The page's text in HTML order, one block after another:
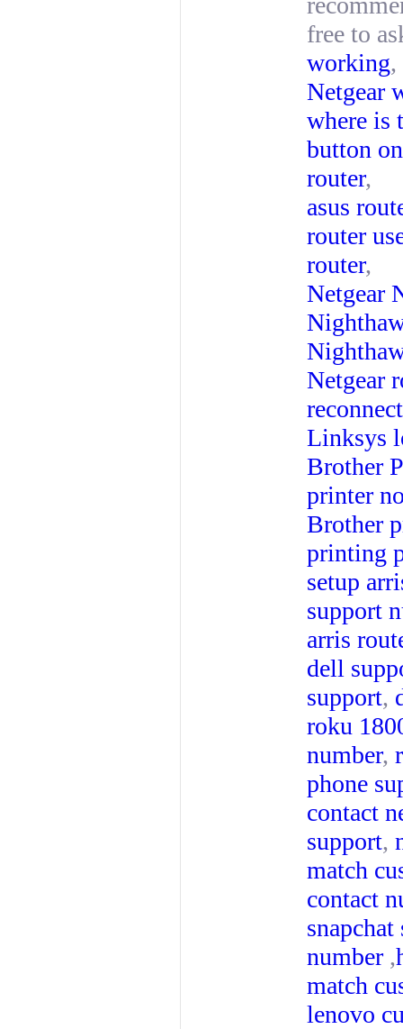
free to
working,
Netgear
where is
button
router,
asus
router
router,
Netgear
Netgear
Linksys
Brother
printer
Brother
printing
setup
support
arris
dell
support,
roku
number,
phone
contact
support,
match
contact
number ,
match
lenovo